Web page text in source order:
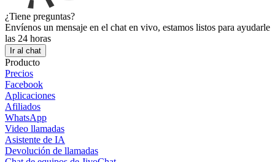
¿Tiene preguntas?
Envíenos un mensaje en el chat en vivo, estamos listos para ayudarle
las 24 horas
Ir al chat
Producto
Precios
Facebook
Aplicaciones
Afiliados
WhatsApp
Video llamadas
Asistente de IA
Devolución de llamadas